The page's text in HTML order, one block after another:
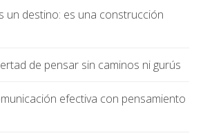
un destino: es una construcción
de pensar sin caminos ni gurús
efectiva con pensamiento